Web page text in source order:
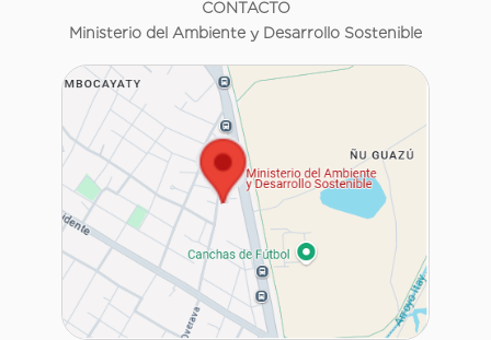
CONTACTO
Ministerio del Ambiente y Desarrollo Sostenible